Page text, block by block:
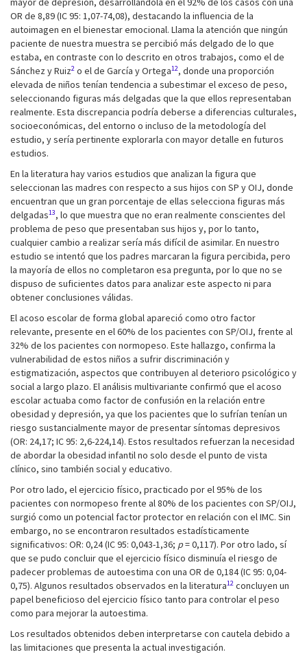
OR de 8,89 (IC 95: 1,07-74,08), destacando la influencia de la
autoimagen en el bienestar emocional. Llama la atención que ningún
paciente de nuestra muestra se percibió más delgado de lo que
estaba, en contraste con lo descrito en otros trabajos, como el de
Sánchez y Ruiz2 o el de García y Ortega12, donde una proporción
elevada de niños tenían tendencia a subestimar el exceso de peso,
seleccionando figuras más delgadas que la que ellos representaban
realmente. Esta discrepancia podría deberse a diferencias culturales,
socioeconómicas, del entorno o incluso de la metodología del
estudio, y sería pertinente explorarla con mayor detalle en futuros
estudios.
En la literatura hay varios estudios que analizan la figura que
seleccionan las madres con respecto a sus hijos con SP y OIJ, donde
encuentran que un gran porcentaje de ellas selecciona figuras más
delgadas13, lo que muestra que no eran realmente conscientes del
problema de peso que presentaban sus hijos y, por lo tanto,
cualquier cambio a realizar sería más difícil de asimilar. En nuestro
estudio se intentó que los padres marcaran la figura percibida, pero
la mayoría de ellos no completaron esa pregunta, por lo que no se
dispuso de suficientes datos para analizar este aspecto ni para
obtener conclusiones válidas.
El acoso escolar de forma global apareció como otro factor
relevante, presente en el 60% de los pacientes con SP/OIJ, frente al
32% de los pacientes con normopeso. Este hallazgo, confirma la
vulnerabilidad de estos niños a sufrir discriminación y
estigmatización, aspectos que contribuyen al deterioro psicológico y
social a largo plazo. El análisis multivariante confirmó que el acoso
escolar actuaba como factor de confusión en la relación entre
obesidad y depresión, ya que los pacientes que lo sufrían tenían un
riesgo sustancialmente mayor de presentar síntomas depresivos
(OR: 24,17; IC 95: 2,6-224,14). Estos resultados refuerzan la necesidad
de abordar la obesidad infantil no solo desde el punto de vista
clínico, sino también social y educativo.
Por otro lado, el ejercicio físico, practicado por el 95% de los
pacientes con normopeso frente al 80% de los pacientes con SP/OIJ,
surgió como un potencial factor protector en relación con el IMC. Sin
embargo, no se encontraron resultados estadísticamente
significativos: OR: 0,24 (IC 95: 0,043-1,36; p= 0,117). Por otro lado, sí
que se pudo concluir que el ejercicio físico disminuía el riesgo de
padecer problemas de autoestima con una OR de 0,184 (IC 95: 0,04-
0,75). Algunos resultados observados en la literatura12 concluyen un
papel beneficioso del ejercicio físico tanto para controlar el peso
como para mejorar la autoestima.
Los resultados obtenidos deben interpretarse con cautela debido a
las limitaciones que presenta la actual investigación.